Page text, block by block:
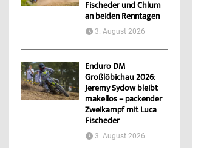
Fischeder und Chlum
an beiden Renntagen
3. August 2026
Enduro DM
Großlöbichau 2026:
Jeremy Sydow bleibt
makellos – packender
Zweikampf mit Luca
Fischeder
3. August 2026